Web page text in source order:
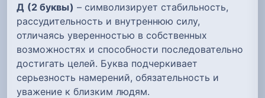
Д (2 буквы) – символизирует стабильность,
рассудительность и внутреннюю силу,
отличаясь уверенностью в собственных
возможностях и способности последовательно
достигать целей. Буква подчеркивает
серьезность намерений, обязательность и
уважение к близким людям.